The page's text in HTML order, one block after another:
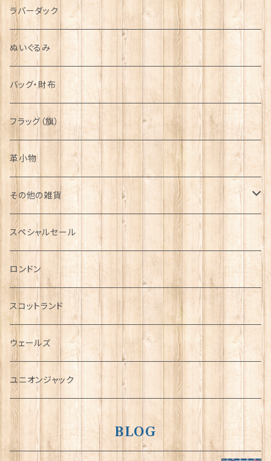
ラバーダック
ぬいぐるみ
バッグ・財布
フラッグ（旗）
革小物
その他の雑貨
ミニカー
チャーム
犬グッズ
傘
指貫(シンブル)
スペシャルセール
ロンドン
スコットランド
ウェールズ
ユニオンジャック
BLOG